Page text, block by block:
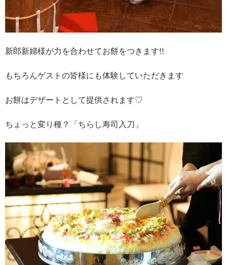
新郎新婦様が力を合わせてお餅をつきます!!
もちろんゲストの皆様にも体験していただきます
お餅はデザートとして提供されます♡
ちょっと変り種？「ちらし寿司入刀」